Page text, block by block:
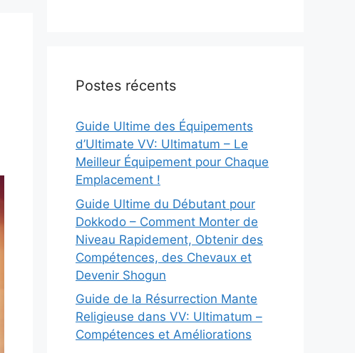
Postes récents
Guide Ultime des Équipements
d’Ultimate VV: Ultimatum – Le
Meilleur Équipement pour Chaque
Emplacement !
Guide Ultime du Débutant pour
Dokkodo – Comment Monter de
Niveau Rapidement, Obtenir des
Compétences, des Chevaux et
Devenir Shogun
Guide de la Résurrection Mante
Religieuse dans VV: Ultimatum –
Compétences et Améliorations